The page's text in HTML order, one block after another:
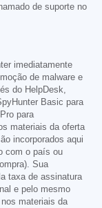
de suporte no
imediatamente
de malware e
do HelpDesk,
Basic para
para
materiais da oferta
incorporados aqui
com o país ou
Sua
taxa de assinatura
e pelo mesmo
materiais da